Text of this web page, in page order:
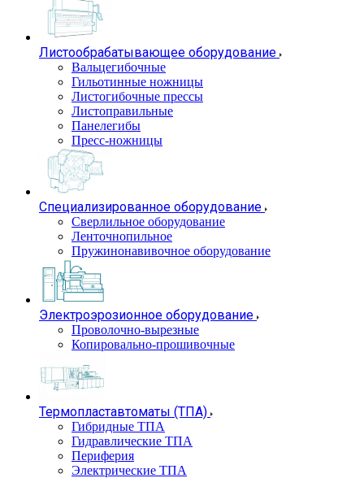
Листообрабатывающее оборудование
Вальцегибочные
Гильотинные ножницы
Листогибочные прессы
Листоправильные
Панелегибы
Пресс-ножницы
Специализированное оборудование
Сверлильное оборудование
Ленточнопильное
Пружинонавивочное оборудование
Электроэрозионное оборудование
Проволочно-вырезные
Копировально-прошивочные
Термопластавтоматы (ТПА)
Гибридные ТПА
Гидравлические ТПА
Периферия
Электрические ТПА